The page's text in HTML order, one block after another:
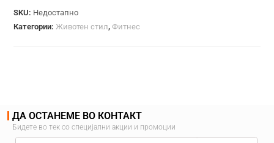
SKU: Недостапно
Категории:Животен стил,Фитнес
ДА ОСТАНЕМЕ ВО КОНТАКТ
Бидете во тек со специјални акции и промоции